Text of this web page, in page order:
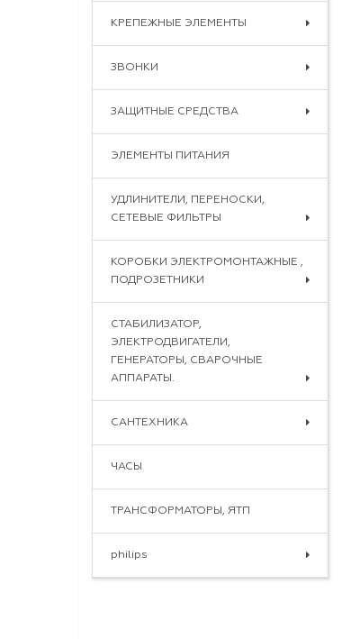
КРЕПЕЖНЫЕ ЭЛЕМЕНТЫ
ЗВОНКИ
ЗАЩИТНЫЕ СРЕДСТВА
ЭЛЕМЕНТЫ ПИТАНИЯ
УДЛИНИТЕЛИ, ПЕРЕНОСКИ,
СЕТЕВЫЕ ФИЛЬТРЫ
КОРОБКИ ЭЛЕКТРОМОНТАЖНЫЕ ,
ПОДРОЗЕТНИКИ
СТАБИЛИЗАТОР,
ЭЛЕКТРОДВИГАТЕЛИ,
ГЕНЕРАТОРЫ, СВАРОЧНЫЕ
АППАРАТЫ.
САНТЕХНИКА
ЧАСЫ
ТРАНСФОРМАТОРЫ, ЯТП
philips